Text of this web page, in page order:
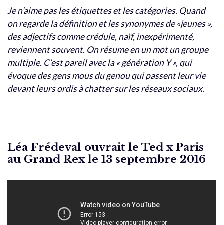
Je n’aime pas les étiquettes et les catégories. Quand
on regarde la définition et les synonymes de «jeunes »,
des adjectifs comme crédule, naïf, inexpérimenté,
reviennent souvent. On résume en un mot un groupe
multiple. C’est pareil avec la « génération Y », qui
évoque des gens mous du genou qui passent leur vie
devant leurs ordis à chatter sur les réseaux sociaux.
Léa Frédeval ouvrait le Ted x Paris
au Grand Rex le 13 septembre 2016